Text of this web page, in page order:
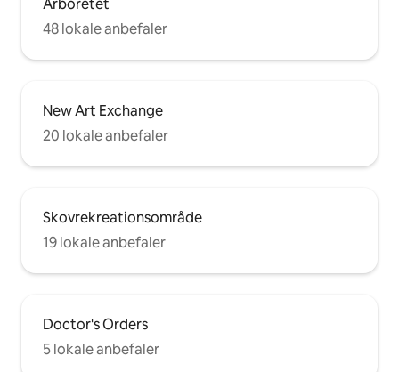
48 lokale anbefaler
New Art Exchange
20 lokale anbefaler
Skovrekreationsområde
19 lokale anbefaler
Doctor's Orders
5 lokale anbefaler